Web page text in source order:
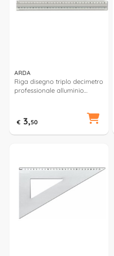
ARDA
Riga disegno triplo decimetro
professionale alluminio
€ 3,50